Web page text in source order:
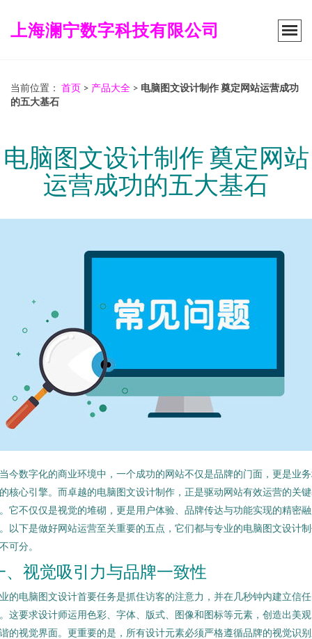
上海澜宁数字科技有限公司
当前位置： 首页 > 产品大全 > 电脑图文设计制作 奠定网站运营成功
的五大基石
电脑图文设计制作 奠定网站
运营成功的五大基石
今数字化的商业环境中，一个成功的网站不仅是品牌的门面，更是业
核心引擎。而卓越的电脑图文设计制作，正是驱动网站有效运营的关
它不仅仅是视觉的堆砌，更是用户体验、品牌传达与功能实现的精密融
以下是做好网站运营至关重要的五点，它们都与专业的电脑图文设计
可分。
、视觉吸引力与品牌一致性
的电脑图文设计首要任务是抓住访客的注意力，并在几秒钟内建立信任
这要求设计师运用色彩、字体、版式、图像和图标等元素，创造出美
的视觉界面。更重要的是，所有设计元素必须严格遵循品牌的视觉识